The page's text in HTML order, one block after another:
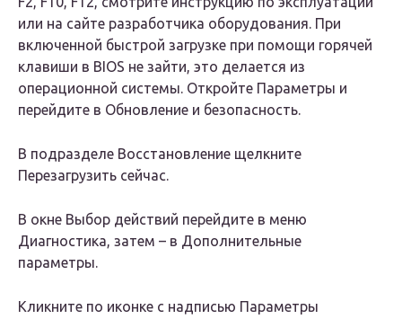
или на сайте разработчика оборудования. При
включенной быстрой загрузке при помощи горячей
клавиши в BIOS не зайти, это делается из
операционной системы. Откройте Параметры и
перейдите в Обновление и безопасность.
В подразделе Восстановление щелкните
Перезагрузить сейчас.
В окне Выбор действий перейдите в меню
Диагностика, затем – в Дополнительные
параметры.
Кликните по иконке с надписью Параметры